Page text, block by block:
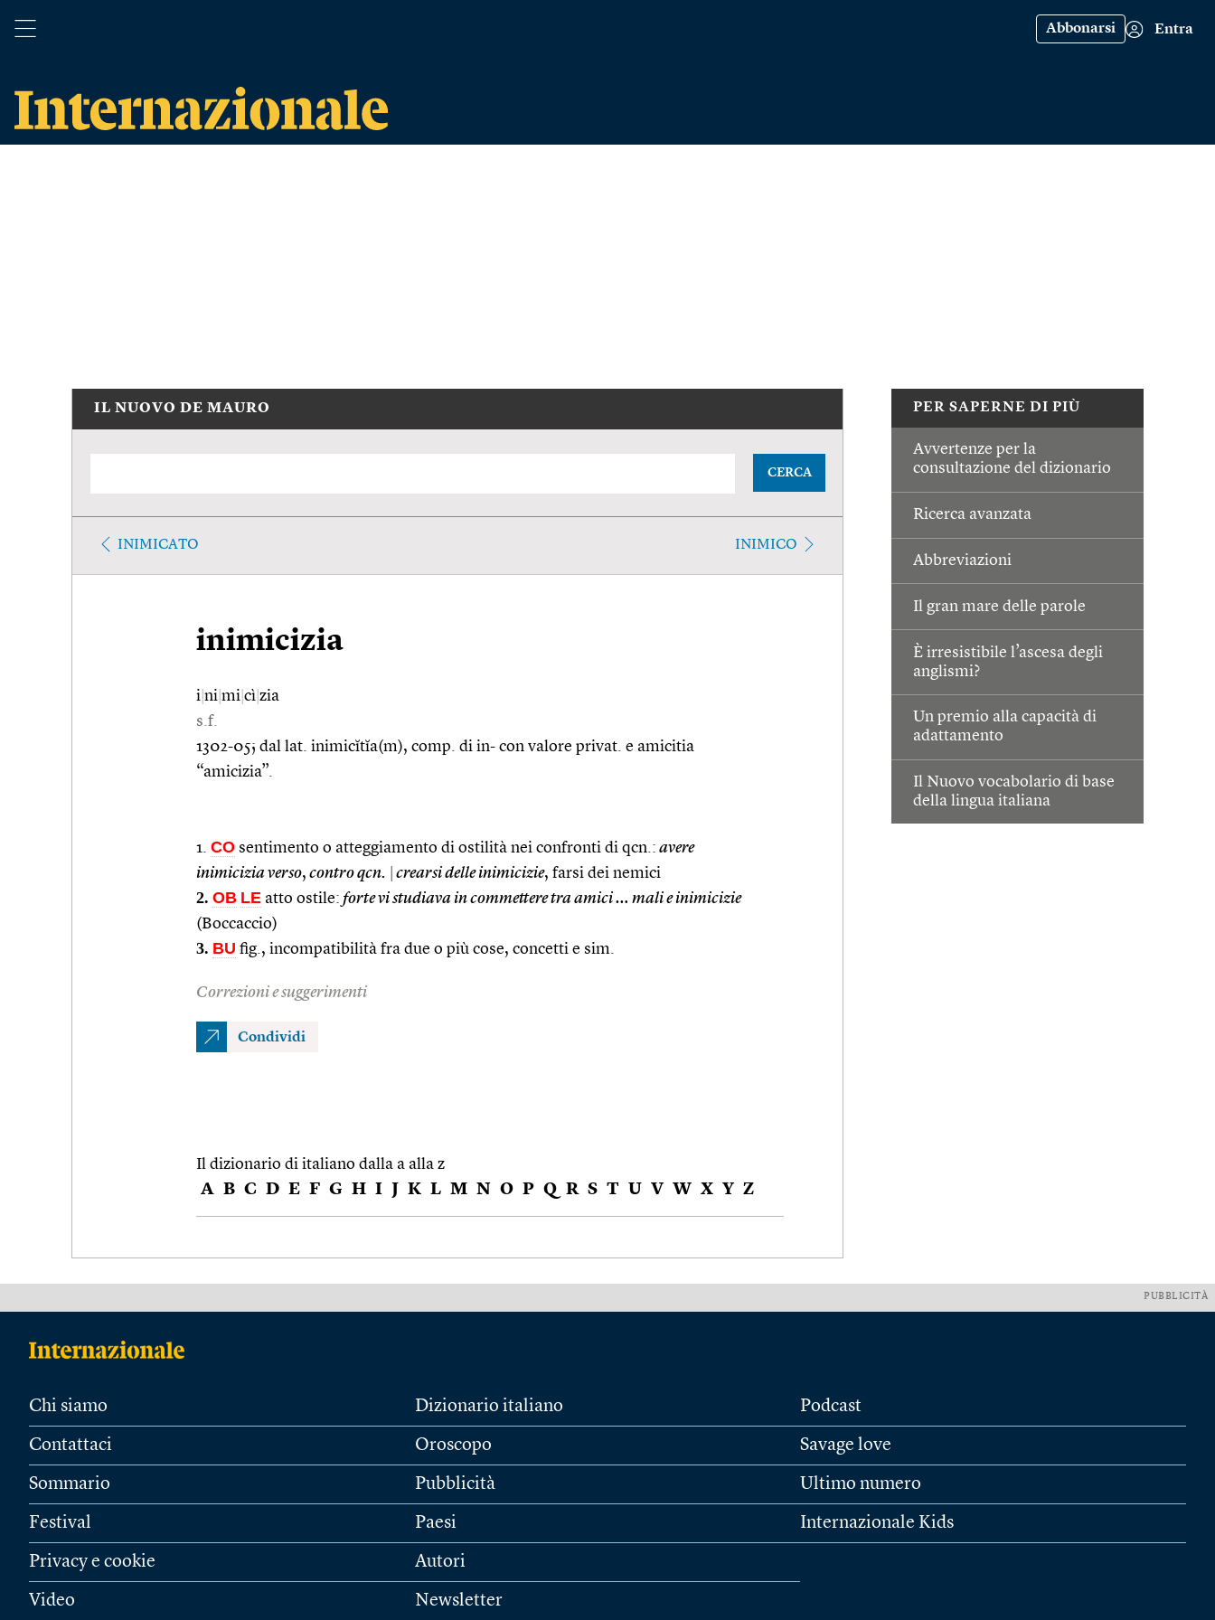
Abbonarsi Entra
PER SAPERNE DI PIÙ
Avvertenze per la
consultazione del dizionario
Ricerca avanzata
Abbreviazioni
Il gran mare delle parole
È irresistibile l’ascesa degli
anglismi?
Un premio alla capacità di
adattamento
Il Nuovo vocabolario di base
della lingua italiana
IL NUOVO DE MAURO
CERCA
INIMICATO INIMICO
inimicizia
i ni mi cì zia
s.f.
1302-05; dal lat. inimicĭtĭa(m), comp. di in- con valore privat. e amicitia
“amicizia”.
1. CO sentimento o atteggiamento di ostilità nei confronti di qcn.: avere
inimicizia verso, contro qcn. crearsi delle inimicizie, farsi dei nemici
2. OB LE atto ostile: forte vi studiava in commettere tra amici … mali e inimicizie
(Boccaccio)
3. BU fig., incompatibilità fra due o più cose, concetti e sim.
Correzioni e suggerimenti
Condividi
Il dizionario di italiano dalla a alla z
A B C D E F G H I J K L M N O P Q R S T U V W X Y Z
PUBBLICITÀ
Chi siamo
Contattaci
Sommario
Festival
Privacy e cookie
Video
Dizionario italiano
Oroscopo
Pubblicità
Paesi
Autori
Newsletter
Podcast
Savage love
Ultimo numero
Internazionale Kids